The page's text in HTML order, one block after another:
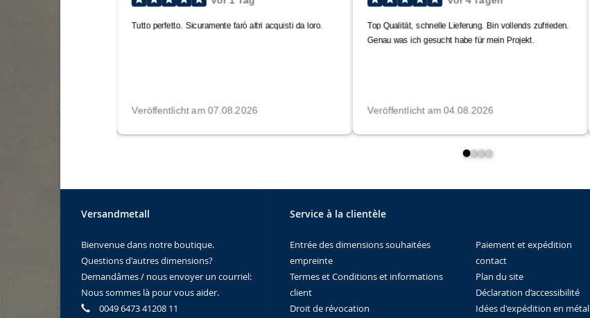
Versandmetall
Bienvenue dans notre boutique.
Questions d'autres dimensions?
Demandâmes / nous envoyer un courriel:
Nous sommes là pour vous aider.
0049 6473 41208 11
Service à la clientèle
Entrée des dimensions souhaitées
empreinte
Termes et Conditions et informations
client
Droit de révocation
Paiement et expédition
contact
Plan du site
Déclaration d’accessibilité
Idées d'expédition en métal